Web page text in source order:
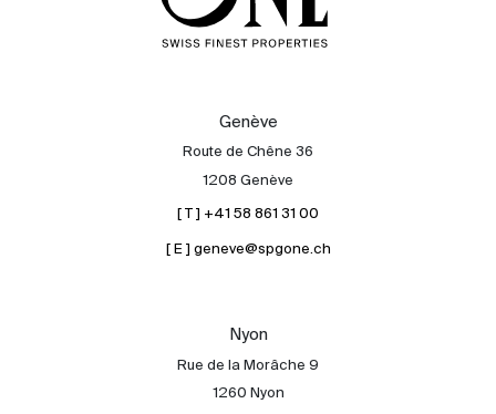
Acheter
International
Vendre
Genève
Route de Chêne 36
1208 Genève
[ T ] +41 58 861 31 00
[ E ] geneve@spgone.ch
Nyon
Rue de la Morâche 9
1260 Nyon